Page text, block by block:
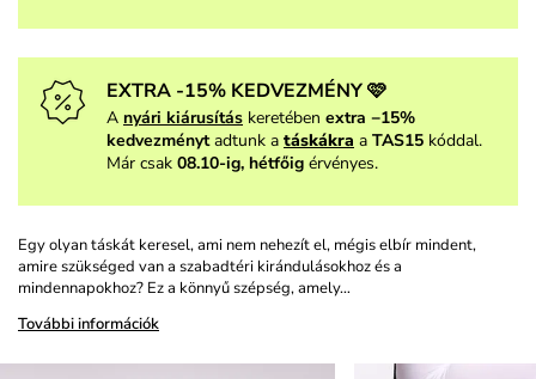
EXTRA -15% KEDVEZMÉNY 🩷
A nyári kiárusítás keretében extra −15%
kedvezménytadtunk a táskákra a TAS15 kóddal.
Már csak 08.10-ig, hétfőig érvényes.
Egy olyan táskát keresel, ami nem nehezít el, mégis elbír mindent,
amire szükséged van a szabadtéri kirándulásokhoz és a
mindennapokhoz? Ez a könnyű szépség, amely…
További információk